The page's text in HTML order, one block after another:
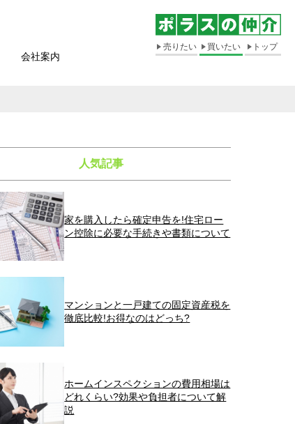
会社案内
売りたい 買いたい トップ
人気記事
家を購入したら確定申告を!住宅ロー
ン控除に必要な手続きや書類について
マンションと一戸建ての固定資産税を
徹底比較!お得なのはどっち?
ホームインスペクションの費用相場は
どれくらい?効果や負担者について解
説